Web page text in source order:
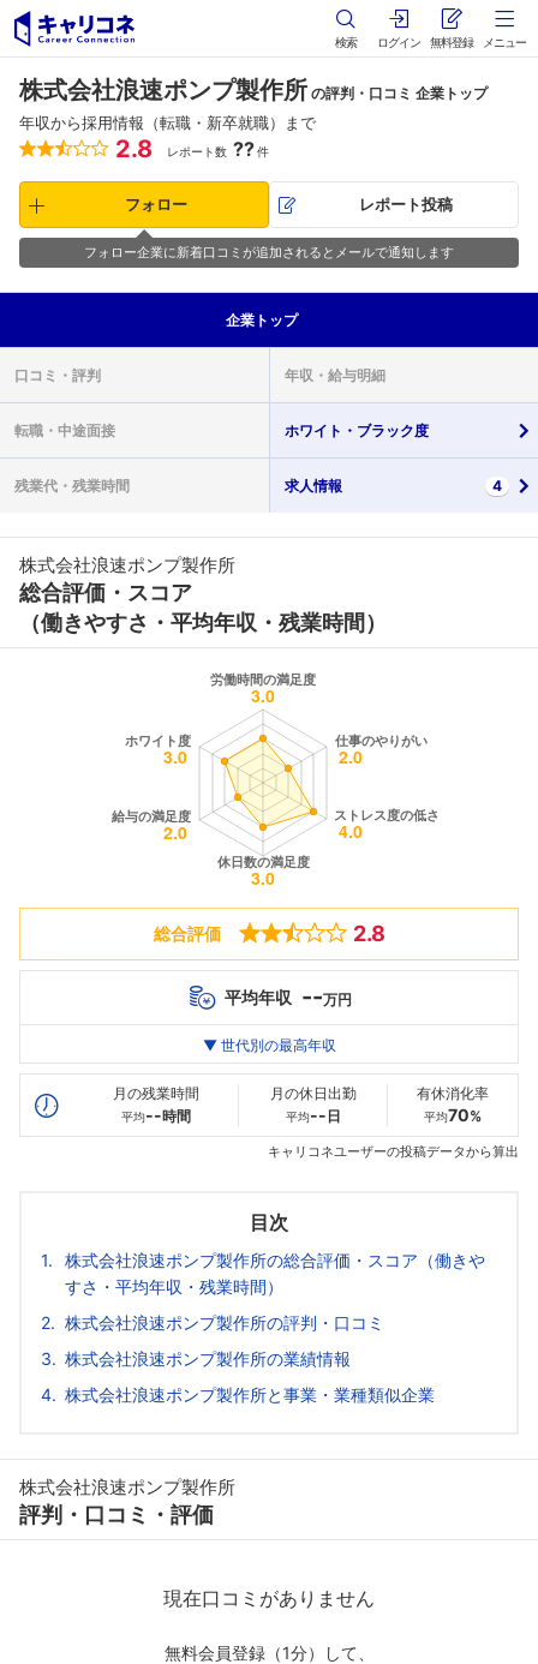
検索 ログイン 無料登録 メニュー
株式会社浪速ポンプ製作所 の評判・口コミ 企業トップ
年収から採用情報（転職・新卒就職）まで
2.8 レポート数 ??件
フォロー レポート投稿
フォロー企業に新着口コミが追加されるとメールで通知します
企業 トップ
口コミ・ 評判 年収・ 給与明細
転職・ 中途面接 ホワイト・ ブラック度
残業代・ 残業時間 求人情報 4
株式会社浪速ポンプ製作所
総合評価・スコア
（働きやすさ・平均年収・残業時間）
総合評価 2.8
平均年収 --万円
最高年収
20代
--万
30代
--万
--万
▼ 世代別の最高年収
月の残業時間
平均--時間
月の休日出勤
平均-- 日
有休消化率
平均70%
キャリコネユーザーの投稿データから算出
目次
株式会社浪速ポンプ製作所の総合評価・スコア（働きや
すさ・平均年収・残業時間）
株式会社浪速ポンプ製作所の評判・口コミ
株式会社浪速ポンプ製作所の業績情報
株式会社浪速ポンプ製作所と事業・業種類似企業
株式会社浪速ポンプ製作所
評判・口コミ・評価
現在口コミがありません
無料会員登録（1分）して、